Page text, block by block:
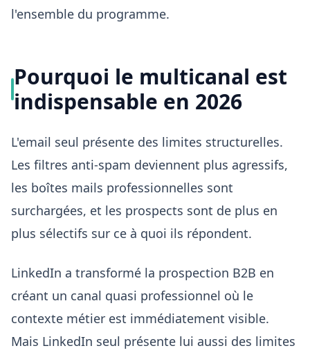
l'ensemble du programme.
Pourquoi le multicanal est
indispensable en 2026
L'email seul présente des limites structurelles.
Les filtres anti-spam deviennent plus agressifs,
les boîtes mails professionnelles sont
surchargées, et les prospects sont de plus en
plus sélectifs sur ce à quoi ils répondent.
LinkedIn a transformé la prospection B2B en
créant un canal quasi professionnel où le
contexte métier est immédiatement visible.
Mais LinkedIn seul présente lui aussi des limites